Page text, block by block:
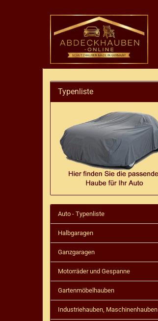
Typenliste
Auto - Typenliste
Halbgaragen
Ganzgaragen
Motorräder und Gespanne
Gartenmöbelhauben
Industriehauben, Maschinenhauben